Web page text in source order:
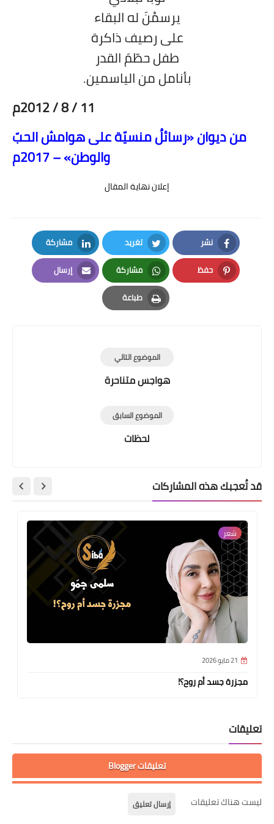
يرسمْنَ له البقاء
على رصيف ذاكرة
طفل حطّمَ القدر
بأنامل من الياسمين.
11 / 8 / 2012م
من ديوان«رسائلُ منسيّة على هوامش الحبّ
والوطن»– 2017م
إعلان نهاية المقال
نشر
Facebook
تغريد
Twitter
مشاركة
LinkedIn
حفظ
Pinterest
مشاركة
Whatsapp
إرسال
Email
طباعة
Print
الموضوع التالي
هواجس متناحرة
الموضوع السابق
لحظات
قد تُعجبك هذه المشاركات
شعر
21 مايو 2026
مجزرة جسد أم روح؟!
تعليقات
تعليقات Blogger
ليست هناك تعليقات إرسال تعليق